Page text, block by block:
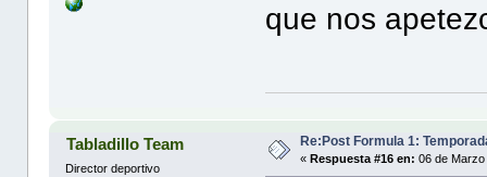
que nos
Tabladillo Team
Director deportivo
Re:Post Formula 1:
«Respuesta #16 en: 06 de